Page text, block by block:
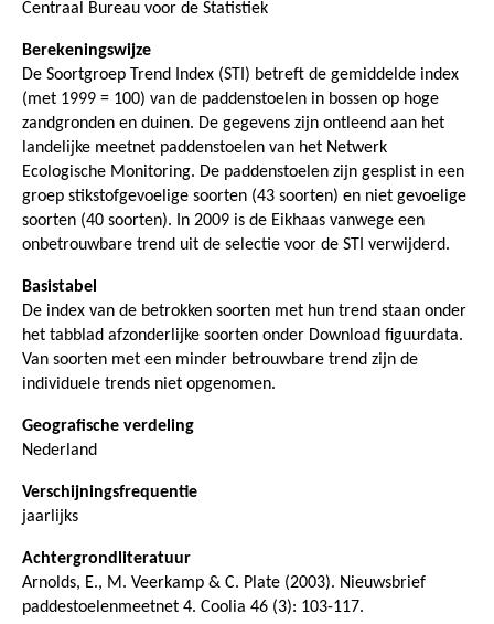
Centraal Bureau voor de Statistiek
Berekeningswijze
De Soortgroep Trend Index (STI) betreft de gemiddelde index
(met 1999 = 100) van de paddenstoelen in bossen op hoge
zandgronden en duinen. De gegevens zijn ontleend aan het
landelijke meetnet paddenstoelen van het Netwerk
Ecologische Monitoring. De paddenstoelen zijn gesplist in een
groep stikstofgevoelige soorten (43 soorten) en niet gevoelige
soorten (40 soorten). In 2009 is de Eikhaas vanwege een
onbetrouwbare trend uit de selectie voor de STI verwijderd.
Basistabel
De index van de betrokken soorten met hun trend staan onder
het tabblad afzonderlijke soorten onder Download figuurdata.
Van soorten met een minder betrouwbare trend zijn de
individuele trends niet opgenomen.
Geografische verdeling
Nederland
Verschijningsfrequentie
jaarlijks
Achtergrondliteratuur
Arnolds, E., M. Veerkamp & C. Plate (2003). Nieuwsbrief
paddestoelenmeetnet 4. Coolia 46 (3): 103-117.